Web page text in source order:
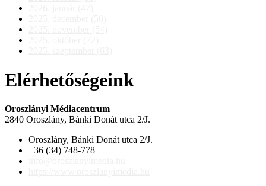
Elérhetőségeink
Oroszlányi Médiacentrum
2840 Oroszlány, Bánki Donát utca 2/J.
Oroszlány, Bánki Donát utca 2/J.
+36 (34) 748-778